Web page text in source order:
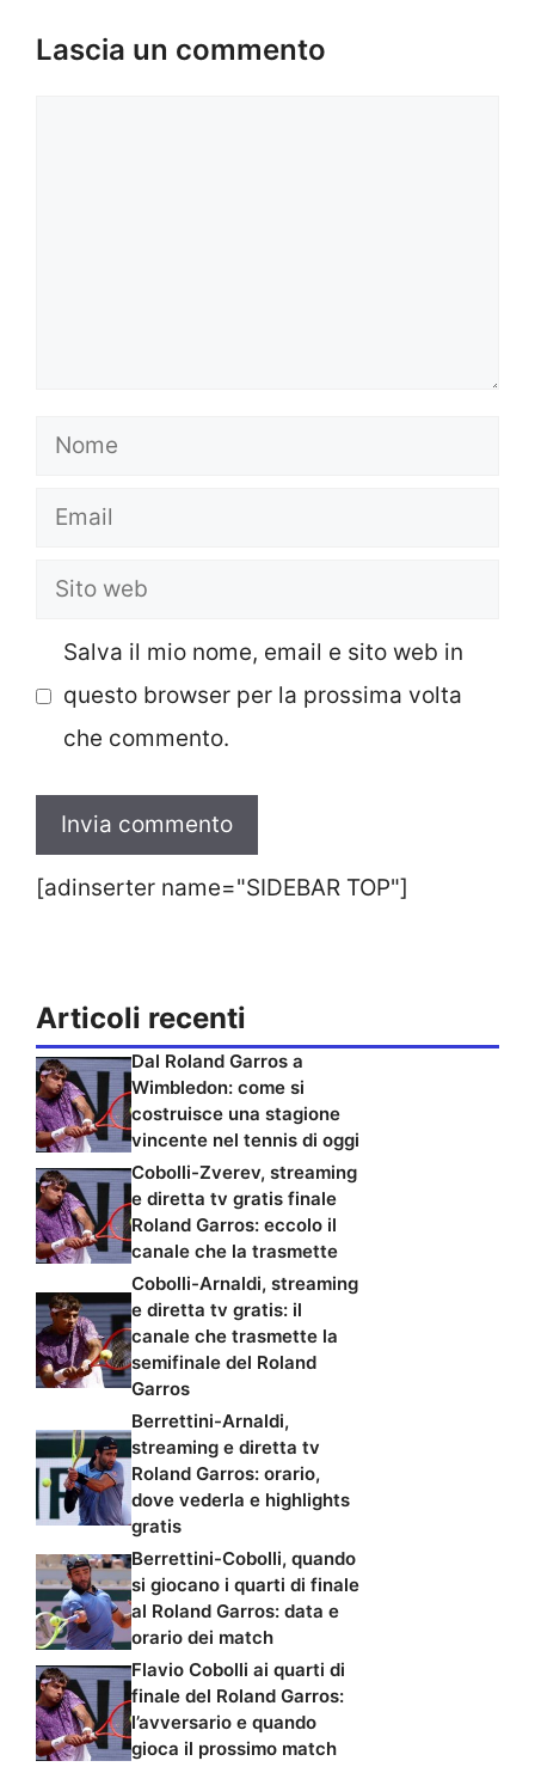
Lascia un commento
Nome
Email
Sito
Salva il mio nome, email e sito web in
questo browser per la prossima volta
che commento.
[adinserter name="SIDEBAR TOP"]
Articoli recenti
Dal Roland Garros a
Wimbledon: come si
costruisce una stagione
vincente nel tennis di oggi
Cobolli-Zverev, streaming
e diretta tv gratis finale
Roland Garros: eccolo il
canale che la trasmette
Cobolli-Arnaldi, streaming
e diretta tv gratis: il
canale che trasmette la
semifinale del Roland
Garros
Berrettini-Arnaldi,
streaming e diretta tv
Roland Garros: orario,
dove vederla e highlights
gratis
Berrettini-Cobolli, quando
si giocano i quarti di finale
al Roland Garros: data e
orario dei match
Flavio Cobolli ai quarti di
finale del Roland Garros:
l’avversario e quando
gioca il prossimo match